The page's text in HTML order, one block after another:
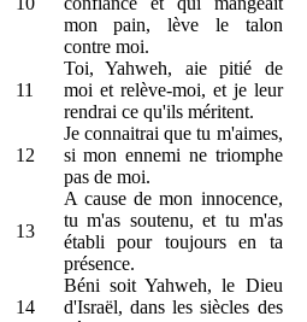
mon pain, lève le talon
contre moi.
11
Toi, Yahweh, aie pitié de
moi et relève-moi, et je leur
rendrai ce qu'ils méritent.
12
Je connaitrai que tu m'aimes,
si mon ennemi ne triomphe
pas de moi.
13
A cause de mon innocence,
tu m'as soutenu, et tu m'as
établi pour toujours en ta
présence.
14
Béni soit Yahweh, le Dieu
d'Israël, dans les siècles des